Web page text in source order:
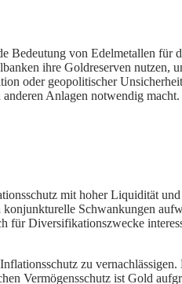
Bedeutung von Edelmetallen für
ihre Goldreserven nutzen,
oder geopolitischer
Anlagen notwendig macht.
mit hoher Liquidität
Schwankungen
für Diversifikationszwecke
zu
Vermögensschutz ist Gold